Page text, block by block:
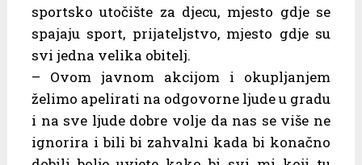
sportsko utočište za djecu, mjesto gdje se
spajaju sport, prijateljstvo, mjesto gdje su
svi jedna velika obitelj.
– Ovom javnom akcijom i okupljanjem
želimo apelirati na odgovorne ljude u gradu
i na sve ljude dobre volje da nas se više ne
ignorira i bili bi zahvalni kada bi konačno